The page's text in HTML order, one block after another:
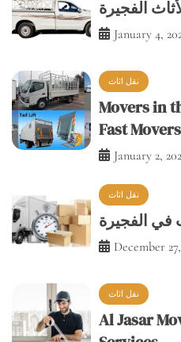
الفجيرة
January 4,
نقل اثاث
Movers in
Fast Movers
January 2,
نقل اثاث
في الفجيرة
December
نقل اثاث
Al Jasar